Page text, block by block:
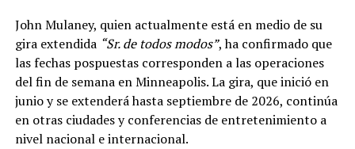
John Mulaney, quien actualmente está en medio de su
gira extendida “Sr. de todos modos”, ha confirmado que
las fechas pospuestas corresponden a las operaciones
del fin de semana en Minneapolis. La gira, que inició en
junio y se extenderá hasta septiembre de 2026, continúa
en otras ciudades y conferencias de entretenimiento a
nivel nacional e internacional.